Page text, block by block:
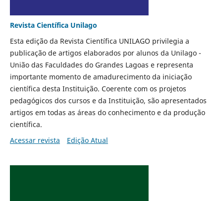
Revista Científica Unilago
Esta edição da Revista Científica UNILAGO privilegia a
publicação de artigos elaborados por alunos da Unilago -
União das Faculdades do Grandes Lagoas e representa
importante momento de amadurecimento da iniciação
científica desta Instituição. Coerente com os projetos
pedagógicos dos cursos e da Instituição, são apresentados
artigos em todas as áreas do conhecimento e da produção
científica.
Acessar revista
Edição Atual